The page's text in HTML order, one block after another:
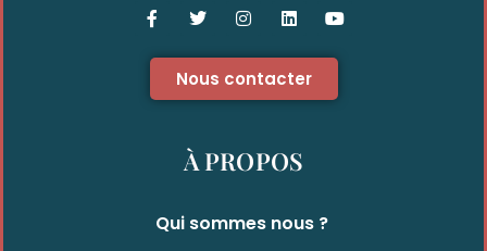
Nous contacter
À PROPOS
Qui sommes nous ?